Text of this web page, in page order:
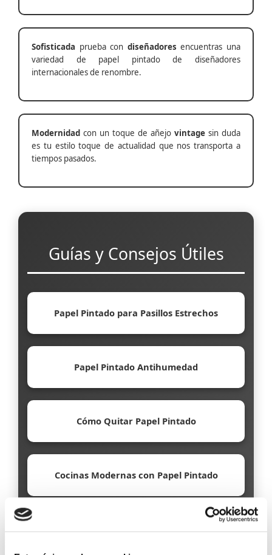
Sofisticada prueba con diseñadores encuentras una
variedad de papel pintado de diseñadores
internacionales de renombre.
Modernidad con un toque de añejo vintage sin duda
es tu estilo toque de actualidad que nos transporta a
tiempos pasados.
Guías y Consejos Útiles
Papel Pintado para Pasillos Estrechos
Papel Pintado Antihumedad
Cómo Quitar Papel Pintado
Cocinas Modernas con Papel Pintado
Papel Pintado Ecológico